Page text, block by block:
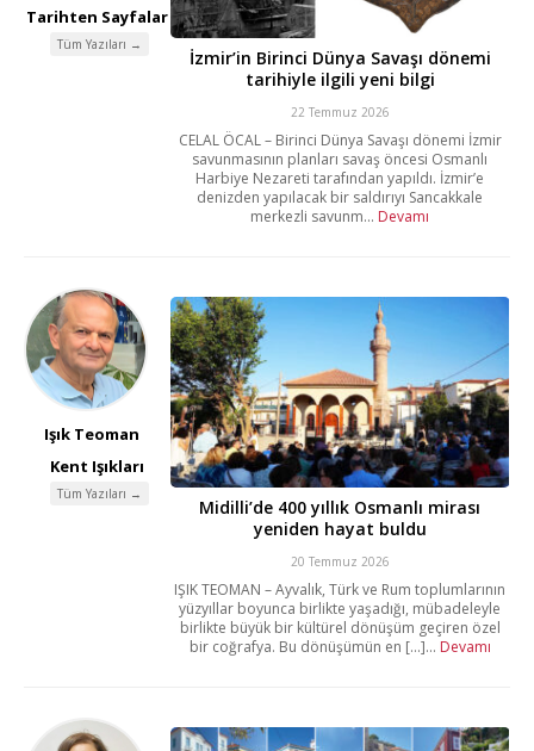
Tarihten Sayfalar
Tüm Yazıları →
İzmir’in Birinci Dünya Savaşı dönemi
tarihiyle ilgili yeni bilgi
22 Temmuz 2026
CELAL ÖCAL – Birinci Dünya Savaşı dönemi İzmir
savunmasının planları savaş öncesi Osmanlı
Harbiye Nezareti tarafından yapıldı. İzmir’e
denizden yapılacak bir saldırıyı Sancakkale
merkezli savunm... Devamı
Işık Teoman
Kent Işıkları
Tüm Yazıları →
Midilli’de 400 yıllık Osmanlı mirası
yeniden hayat buldu
20 Temmuz 2026
IŞIK TEOMAN – Ayvalık, Türk ve Rum toplumlarının
yüzyıllar boyunca birlikte yaşadığı, mübadeleyle
birlikte büyük bir kültürel dönüşüm geçiren özel
bir coğrafya. Bu dönüşümün en [...]... Devamı